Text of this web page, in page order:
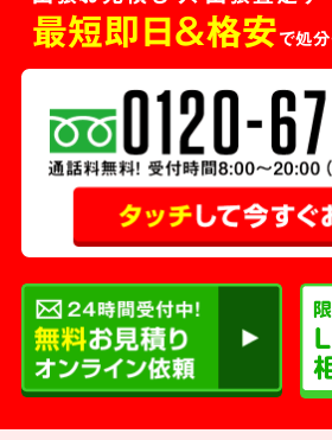
最短即日＆格安で処分